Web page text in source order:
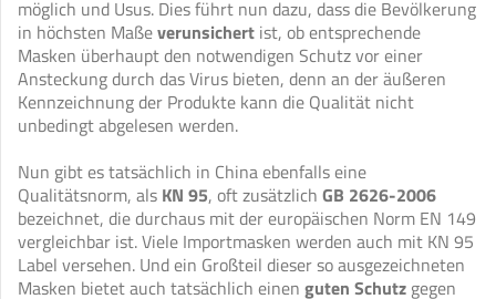
möglich und Usus. Dies führt nun dazu, dass die Bevölkerung
in höchsten Maßeverunsichert ist, ob entsprechende
Masken überhaupt den notwendigen Schutz vor einer
Ansteckung durch das Virus bieten, denn an der äußeren
Kennzeichnung der Produkte kann die Qualität nicht
unbedingt abgelesen werden.
Nun gibt es tatsächlich in China ebenfalls eine
Qualitätsnorm, als KN 95, oft zusätzlich GB 2626-2006
bezeichnet, die durchaus mit der europäischen Norm EN 149
vergleichbar ist. Viele Importmasken werden auch mit KN 95
Label versehen. Und ein Großteil dieser so ausgezeichneten
Masken bietet auch tatsächlich einen guten Schutz gegen